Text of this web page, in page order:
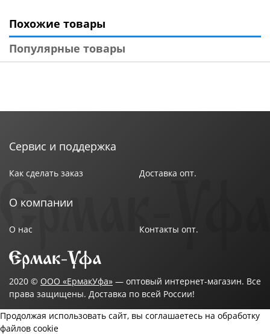
Похожие товары
Популярные товары
Сервис и поддержка
Как сделать заказ Доставка опт.
О компании
О нас Контакты опт.
2020 © ООО «ЕрмакУфа» — оптовый интернет-магазин. Все
права защищены. Доставка по всей России!
Продолжая использовать сайт, вы соглашаетесь на обработку
файлов cookie